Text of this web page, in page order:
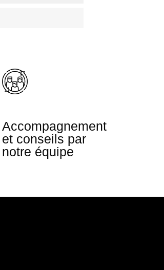
Accompagnement
et conseils par
notre équipe